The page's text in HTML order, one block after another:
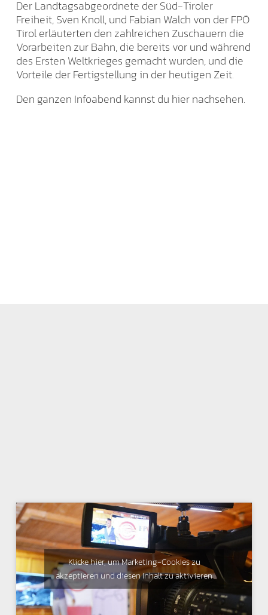
Der Landtagsabgeordnete der Süd-Tiroler
Freiheit, Sven Knoll, und Fabian Walch von der FPÖ
Tirol erläuterten den zahlreichen Zuschauern die
Vorarbeiten zur Bahn, die bereits vor und während
des Ersten Weltkrieges gemacht wurden, und die
Vorteile der Fertigstellung in der heutigen Zeit.
Den ganzen Infoabend kannst du hier nachsehen.
Klicke hier, um Marketing-Cookies zu
akzeptieren und diesen Inhalt zu aktivieren